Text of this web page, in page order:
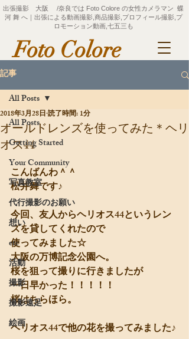
Foto Colore
出張撮影 大阪 /奈良では Foto Colore の女性カメラマン 蝶
河 舞 へ｜出張による動画撮影,商品撮影,プロフィール撮影,プ
ロモーション動画,七五三も
記事
All Posts
Getting Started
Your Community
写真教室
代行撮影のお願い
想い
etc
活動
撮影
撮影遠足
絵画
All Posts
オールドレンズを使ってみた＊ヘリ
オス44
2018年3月28日読了時間: 1分
こんばんわ＾＾
松井舞です♪
今回、友人からヘリオス44というレン
ズを貸してくれたので
使ってみました☆
大阪の万博記念公園へ。
桜を狙って撮りに行きましたが
一日早かった！！！！！
桜はちらほら。
ヘリオス44で他の花を撮ってみました♪